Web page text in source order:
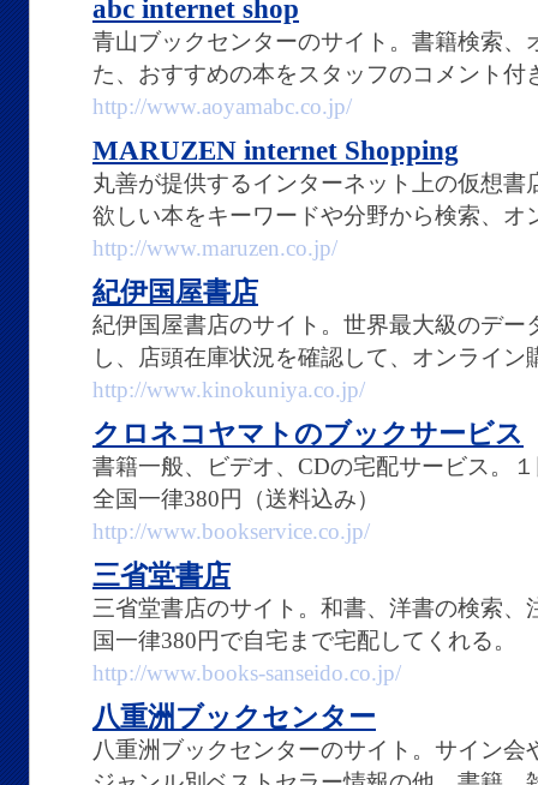
abc internet shop
青山ブックセンターのサイト。書籍検索、
た、おすすめの本をスタッフのコメント付
http://www.aoyamabc.co.jp/
MARUZEN internet Shopping
丸善が提供するインターネット上の仮想
欲しい本をキーワードや分野から検索、オ
http://www.maruzen.co.jp/
紀伊国屋書店
紀伊国屋書店のサイト。世界最大級のデー
し、店頭在庫状況を確認して、オンライ
http://www.kinokuniya.co.jp/
クロネコヤマトのブックサービス
書籍一般、ビデオ、CDの宅配サービス。
全国一律380円（送料込み）
http://www.bookservice.co.jp/
三省堂書店
三省堂書店のサイト。和書、洋書の検索
国一律380円で自宅まで宅配してくれる。
http://www.books-sanseido.co.jp/
八重洲ブックセンター
八重洲ブックセンターのサイト。サイン